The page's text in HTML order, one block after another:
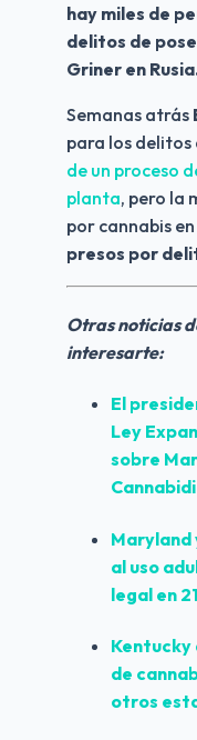
hay miles de
delitos de
Griner en
Semanas atrás
para los delitos
de un proceso
planta, pero la
presos por
Otras noticias
interesarte:
El
Ley
sobre
Maryland
al uso
legal en
Kentucky
de
otros